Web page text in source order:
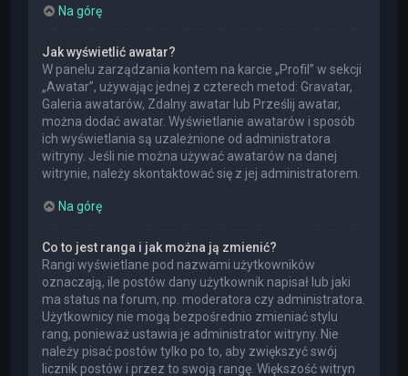
Na górę
Jak wyświetlić awatar?
W panelu zarządzania kontem na karcie „Profil” w sekcji
„Awatar”, używając jednej z czterech metod: Gravatar,
Galeria awatarów, Zdalny awatar lub Prześlij awatar,
można dodać awatar. Wyświetlanie awatarów i sposób
ich wyświetlania są uzależnione od administratora
witryny. Jeśli nie można używać awatarów na danej
witrynie, należy skontaktować się z jej administratorem.
Na górę
Co to jest ranga i jak można ją zmienić?
Rangi wyświetlane pod nazwami użytkowników
oznaczają, ile postów dany użytkownik napisał lub jaki
ma status na forum, np. moderatora czy administratora.
Użytkownicy nie mogą bezpośrednio zmieniać stylu
rang, ponieważ ustawia je administrator witryny. Nie
należy pisać postów tylko po to, aby zwiększyć swój
licznik postów i przez to swoją rangę. Większość witryn